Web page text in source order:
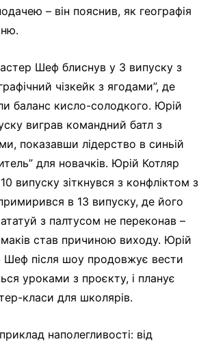
– він пояснив, як географія
Шеф блиснув у 3 випуску з
чізкейк з ягодами”, де
баланс кисло-солодкого. Юрій
виграв командний батл з
показавши лідерство в синьій
для новачків. Юрій Котляр
випуску зіткнувся з конфліктом з
в 13 випуску, де його
з палтусом не переконав –
став причиною виходу. Юрій
Шеф після шоу продовжує вести
уроками з проєкту, і планує
класи для школярів.
наполегливості: від